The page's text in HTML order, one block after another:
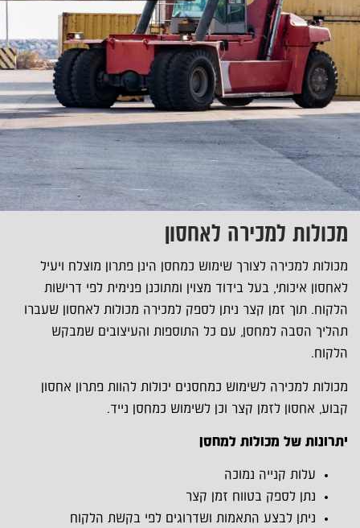
מכולות למכירה לאחסון
מכולות למכירה לצורך שימוש כמחסן הינן פתרון מוצלח ויעיל
לאחסון איכותי, בעל בידוד מצוין ומתוכנן פנימית לפי דרישות
הלקוח. תוך זמן קצר ניתן לספק למכירה מכולות לאחסון שעברו
תהליך הסבה למחסן, עם כל התוספות והעיצובים שמבקש
הלקוח.
מכולות למכירה לשימוש כמחסנים יכולות להוות פתרון אחסון
קבוע, אחסון לזמן קצר וכן לשימוש כמחסן נייד.
יתרונות של מכולות למחסן
עלות קנייה נמוכה
נתן לספק בטווח זמן קצר
ניתן לבצע התאמות ושדרוגים לפי בקשת הלקוח